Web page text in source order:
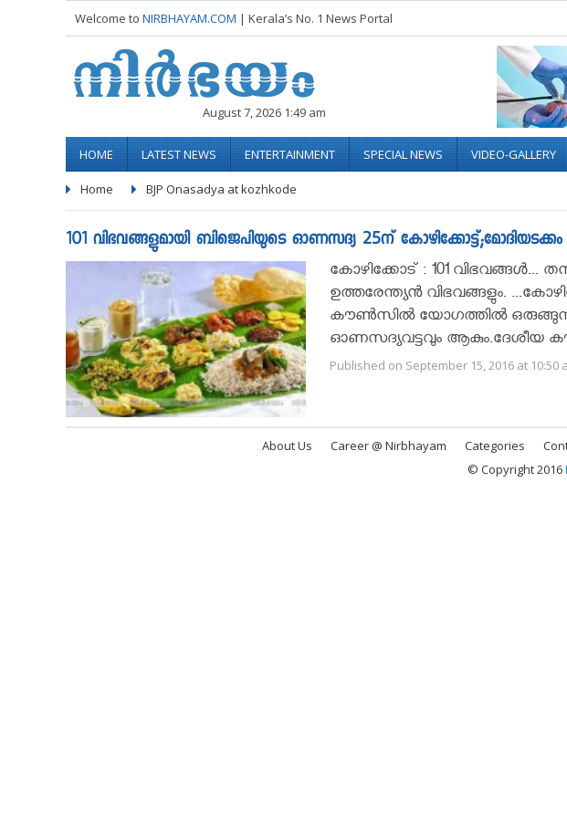
Welcome to NIRBHAYAM.COM | Kerala’s No. 1 News Portal
August 7, 2026 1:49 am
HOME LATEST NEWS ENTERTAINMENT SPECIAL NEWS VIDEO-GALLERY
Home BJP Onasadya at kozhkode
101 വിഭവങ്ങളുമായി ബിജെപിയുടെ ഓണസദ്യ 25ന് കോഴിക്കോട്ട്;മോദിയടക്കം
കോഴിക്കോട് : 101 വിഭവങ്ങൾ...
ഉത്തരേന്ത്യൻ വിഭവങ്ങളും.
കൗണ്‍സില്‍ യോഗത്തില്‍
ഓണസദ്യവട്ടവും ആകും.ദേശീയ
Published on September 15, 2016 at 10:50
About Us Career @ Nirbhayam Categories
© Copyright 2016